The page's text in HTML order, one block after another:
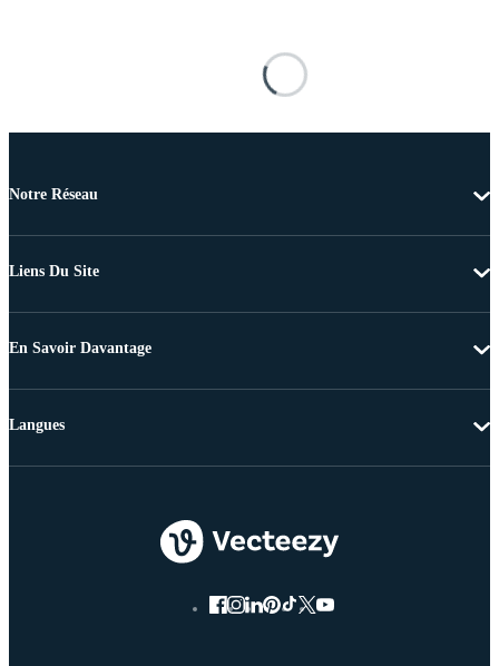
Notre Réseau
Liens Du Site
En Savoir Davantage
Langues